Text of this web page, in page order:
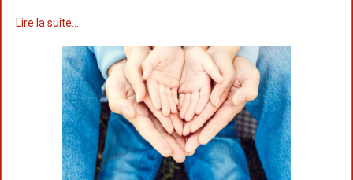
Lire la suite...